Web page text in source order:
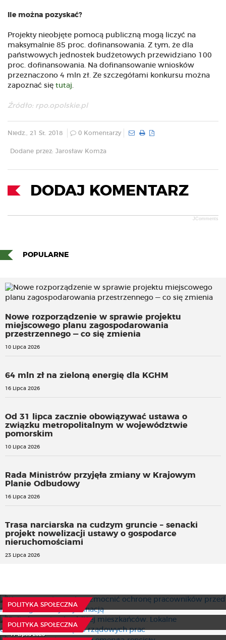
Ile można pozyskać?
Projekty nieobjęte pomocą publiczną mogą liczyć na
maksymalnie 85 proc. dofinansowania. Z tym, że dla
państwowych jednostek budżetowych przewidziano 100
proc. dofinansowania. Na dofinansowanie wniosków
przeznaczono 4 mln zł. Ze szczegółami konkursu można
zapoznać się tutaj.
Źródło: rpo.opolskie.pl
Niedz., 21 St. 2018 0 Komentarzy
Dodane przez: Jarosław Komża
DODAJ KOMENTARZ
JComments
POPULARNE
Nowe rozporządzenie w sprawie projektu
miejscowego planu zagospodarowania
przestrzennego — co się zmienia
10 Lipca 2026
64 mln zł na zieloną energię dla KGHM
16 Lipca 2026
Od 31 lipca zacznie obowiązywać ustawa o
związku metropolitalnym w województwie
pomorskim
10 Lipca 2026
Rada Ministrów przyjęła zmiany w Krajowym
Planie Odbudowy
16 Lipca 2026
Trasa narciarska na cudzym gruncie – senacki
projekt nowelizacji ustawy o gospodarce
nieruchomościami
23 Lipca 2026
POLITYKA SPOŁECZNA
7 Sierpnia 2026
POLITYKA SPOŁECZNA
Polityka senioralna bliżej mieszkańców. Lokalne
doświadczenia trafią do rządowych prac
31 Lipca 2026
Nowe wzory legitymacji emeryta-rencisty
17 Lipca 2026
Blankiet dowodu rejestracyjnego objęty prawem
Kobiety i mężczyźni ćwiczą inaczej. Co wybierają